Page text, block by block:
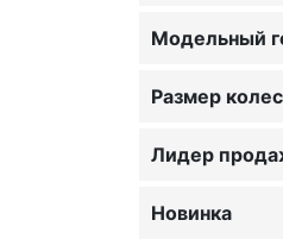
Модельный
Размер
Лидер
Новинка